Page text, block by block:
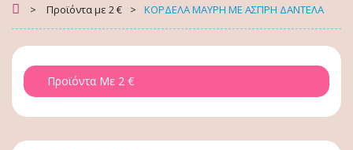
> Προϊόντα με 2 € > ΚΟΡΔΕΛΑ ΜΑΥΡΗ ΜΕ ΑΣΠΡΗ ΔΑΝΤΕΛΑ
Προϊόντα Με 2 €